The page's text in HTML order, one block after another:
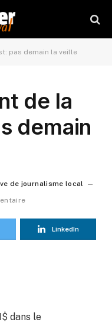
pas demain la veille
de la
demain
de journalisme local
LinkedIn
dans le